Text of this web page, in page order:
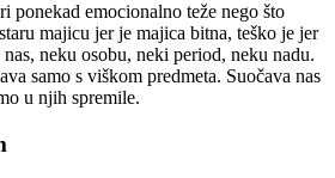
ponekad emocionalno teže nego što
majicu jer je majica bitna, teško je jer
neku osobu, neki period, neku nadu.
samo s viškom predmeta. Suočava nas
u njih spremile.